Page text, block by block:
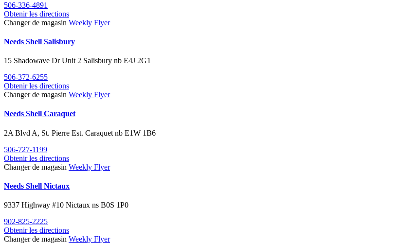
506-336-4891
Obtenir les directions
Changer de magasin Weekly Flyer
Needs Shell Salisbury
15 Shadowave Dr Unit 2 Salisbury nb E4J 2G1
506-372-6255
Obtenir les directions
Changer de magasin Weekly Flyer
Needs Shell Caraquet
2A Blvd A, St. Pierre Est. Caraquet nb E1W 1B6
506-727-1199
Obtenir les directions
Changer de magasin Weekly Flyer
Needs Shell Nictaux
9337 Highway #10 Nictaux ns B0S 1P0
902-825-2225
Obtenir les directions
Changer de magasin Weekly Flyer